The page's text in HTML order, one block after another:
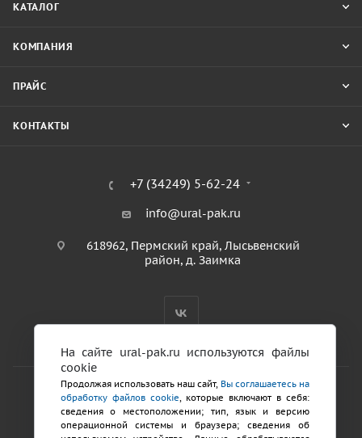
КАТАЛОГ
КОМПАНИЯ
ПРАЙС
КОНТАКТЫ
+7 (34249) 5-62-24
info@ural-pak.ru
618962, Пермский край, Лысьвенский
район, д. Заимка
2026 © ООО «ТД Урал ПАК»
Политика конфиденциальности
На сайте ural-pak.ru используются файлы
cookie
Продолжая использовать наш сайт, Вы соглашаетесь на
обработку файлов cookie , которые включают в себя:
сведения о местоположении; тип, язык и версию
операционной системы и браузера; сведения об